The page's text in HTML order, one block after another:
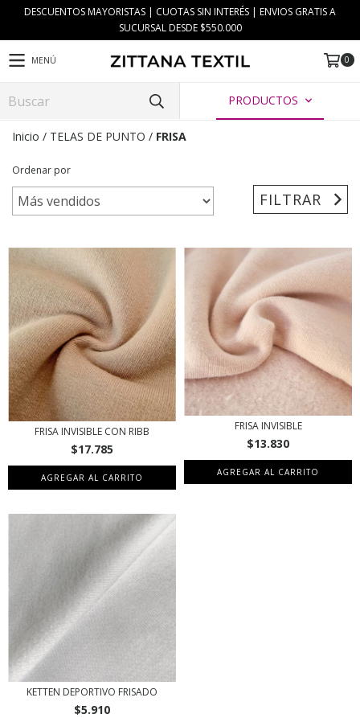
DESCUENTOS MAYORISTAS | CUOTAS SIN INTERÉS | ENVIOS GRATIS A
SUCURSAL DESDE $550.000
MENÚ 0
PRODUCTOS
Inicio / TELAS DE PUNTO / FRISA
Ordenar por
FILTRAR
FRISA INVISIBLE CON RIBB
$17.785
AGREGAR AL CARRITO
FRISA INVISIBLE
$13.830
AGREGAR AL CARRITO
KETTEN DEPORTIVO FRISADO
$5.910